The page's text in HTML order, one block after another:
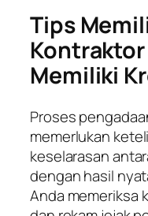
Tips
Memiliki
Proses
memerlukan
keselarasan
dengan hasil
Anda memeriksa